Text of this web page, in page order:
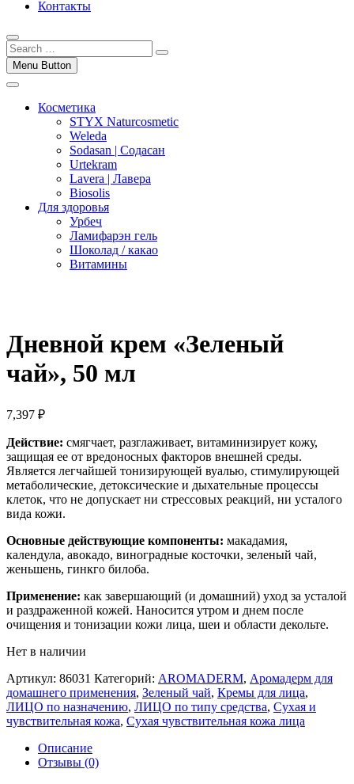
Контакты
Menu Button
Косметика
STYX Naturcosmetic
Weleda
Sodasan | Содасан
Urtekram
Lavera | Лавера
Biosolis
Для здоровья
Урбеч
Ламифарэн гель
Шоколад / какао
Витамины
Дневной крем «Зеленый
чай», 50 мл
7,397 ₽
Действие: смягчает, разглаживает, витаминизирует кожу,
защищая ее от вредоносных факторов внешней среды.
Является легчайшей тонизирующей вуалью, стимулирующей
метаболические, детоксические и дыхательные процессы
клеток, что не допускает ни стрессовых реакций, ни усталого
вида кожи.
Основные действующие компоненты: макадамия,
календула, авокадо, виноградные косточки, зеленый чай,
женьшень, гинкго билоба.
Применение: как завершающий (и домашний) уход за усталой
и раздраженной кожей. Наносится утром и днем после
очищения и тонизации кожи лица, шеи и области декольте.
Нет в наличии
Артикул: 86031 Категорий: AROMADERM, Аромадерм для
домашнего применения, Зеленый чай, Кремы для лица,
ЛИЦО по назначению, ЛИЦО по типу средства, Сухая и
чувствительная кожа, Сухая чувствительная кожа лица
Описание
Отзывы (0)